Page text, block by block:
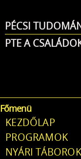
PÉCSI
PTE A
Főmenü
KEZDŐLAP
PROGRAMOK
NYÁRI TÁBOROK